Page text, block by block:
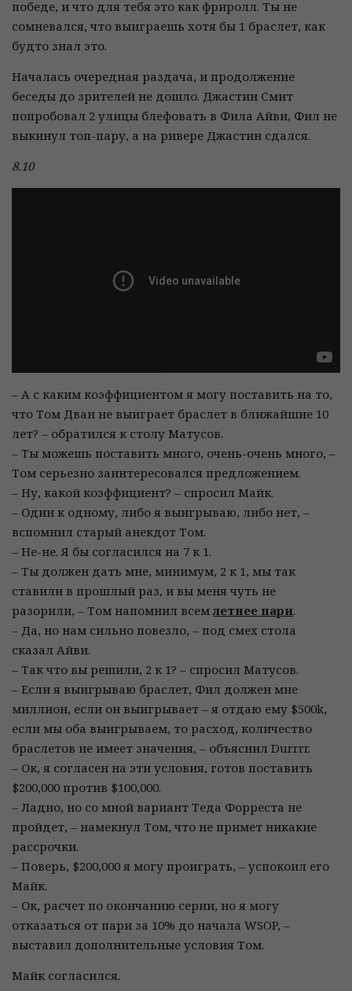
победе, и что для тебя это как фриролл. Ты не
сомневался, что выиграешь хотя бы 1 браслет, как
будто знал это.
Началась очередная раздача, и продолжение
беседы до зрителей не дошло. Джастин Смит
попробовал 2 улицы блефовать в Фила Айви, Фил не
выкинул топ-пару, а на ривере Джастин сдался.
8.10
– А с каким коэффициентом я могу поставить на то,
что Том Дван не выиграет браслет в ближайшие 10
лет? – обратился к столу Матусов.
– Ты можешь поставить много, очень-очень много, –
Том серьезно заинтересовался предложением.
– Ну, какой коэффициент? – спросил Майк.
– Один к одному, либо я выигрываю, либо нет, –
вспомнил старый анекдот Том.
– Не-не. Я бы согласился на 7 к 1.
– Ты должен дать мне, минимум, 2 к 1, мы так
ставили в прошлый раз, и вы меня чуть не
разорили, – Том напомнил всемлетнее пари.
– Да, но нам сильно повезло, – под смех стола
сказал Айви.
– Так что вы решили, 2 к 1? – спросил Матусов.
– Если я выигрываю браслет, Фил должен мне
миллион, если он выигрывает – я отдаю ему $500k,
если мы оба выигрываем, то расход, количество
браслетов не имеет значения, – объяснил Durrrr.
– Ок, я согласен на эти условия, готов поставить
$200,000 против $100,000.
– Ладно, но со мной вариант Теда Форреста не
пройдет, – намекнул Том, что не примет никакие
рассрочки.
– Поверь, $200,000 я могу проиграть, – успокоил его
Майк.
– Ок, расчет по окончанию серии, но я могу
отказаться от пари за 10% до начала WSOP, –
выставил дополнительные условия Том.
Майк согласился.